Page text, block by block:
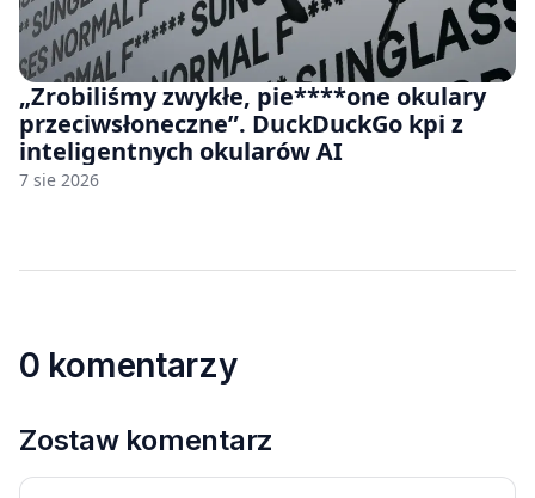
„Zrobiliśmy zwykłe, pie****one okulary
przeciwsłoneczne”. DuckDuckGo kpi z
inteligentnych okularów AI
7 sie 2026
0 komentarzy
Zostaw komentarz